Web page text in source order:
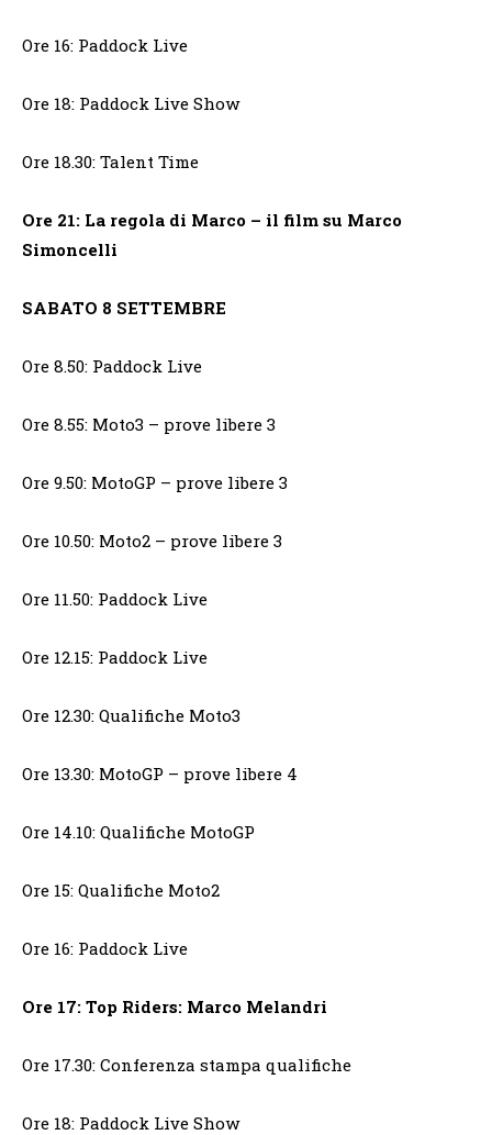
Ore 16: Paddock Live
Ore 18: Paddock Live Show
Ore 18.30: Talent Time
Ore 21: La regola di Marco – il film su Marco
Simoncelli
SABATO 8 SETTEMBRE
Ore 8.50: Paddock Live
Ore 8.55: Moto3 – prove libere 3
Ore 9.50: MotoGP – prove libere 3
Ore 10.50: Moto2 – prove libere 3
Ore 11.50: Paddock Live
Ore 12.15: Paddock Live
Ore 12.30: Qualifiche Moto3
Ore 13.30: MotoGP – prove libere 4
Ore 14.10: Qualifiche MotoGP
Ore 15: Qualifiche Moto2
Ore 16: Paddock Live
Ore 17: Top Riders: Marco Melandri
Ore 17.30: Conferenza stampa qualifiche
Ore 18: Paddock Live Show